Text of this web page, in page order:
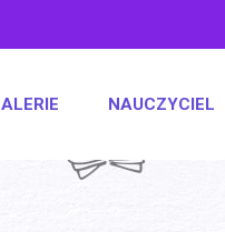
NAUCZYCIEL